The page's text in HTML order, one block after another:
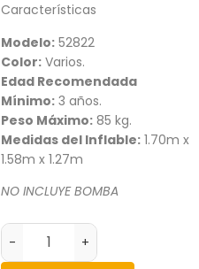
Características
Modelo: 52822
Color: Varios.
Edad Recomendada
Mínimo: 3 años.
Peso Máximo: 85 kg.
Medidas del Inflable: 1.70m x
1.58m x 1.27m
NO INCLUYE BOMBA
- +